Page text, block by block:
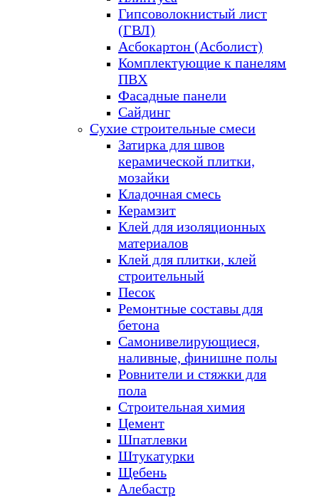
Гипсоволокнистый лист
(ГВЛ)
Асбокартон (Асболист)
Комплектующие к панелям
ПВХ
Фасадные панели
Сайдинг
Сухие строительные смеси
Затирка для швов
керамической плитки,
мозайки
Кладочная смесь
Керамзит
Клей для изоляционных
материалов
Клей для плитки, клей
строительный
Песок
Ремонтные составы для
бетона
Самонивелирующиеся,
наливные, финишне полы
Ровнители и стяжки для
пола
Строительная химия
Цемент
Шпатлевки
Штукатурки
Щебень
Алебастр